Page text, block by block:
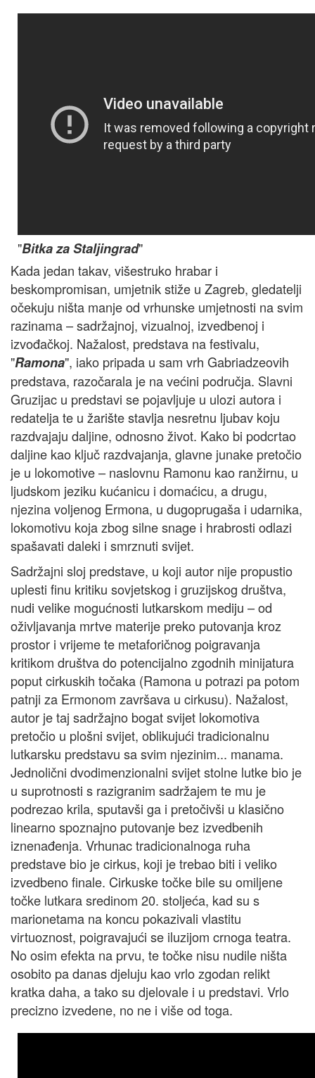
"Bitka za Staljingrad"
Kada jedan takav, višestruko hrabar i
beskompromisan, umjetnik stiže u Zagreb, gledatelji
očekuju ništa manje od vrhunske umjetnosti na svim
razinama – sadržajnoj, vizualnoj, izvedbenoj i
izvođačkoj. Nažalost, predstava na festivalu,
"Ramona", iako pripada u sam vrh Gabriadzeovih
predstava, razočarala je na većini područja. Slavni
Gruzijac u predstavi se pojavljuje u ulozi autora i
redatelja te u žarište stavlja nesretnu ljubav koju
razdvajaju daljine, odnosno život. Kako bi podcrtao
daljine kao ključ razdvajanja, glavne junake pretočio
je u lokomotive – naslovnu Ramonu kao ranžirnu, u
ljudskom jeziku kućanicu i domaćicu, a drugu,
njezina voljenog Ermona, u dugoprugaša i udarnika,
lokomotivu koja zbog silne snage i hrabrosti odlazi
spašavati daleki i smrznuti svijet.
Sadržajni sloj predstave, u koji autor nije propustio
uplesti finu kritiku sovjetskog i gruzijskog društva,
nudi velike mogućnosti lutkarskom mediju – od
oživljavanja mrtve materije preko putovanja kroz
prostor i vrijeme te metaforičnog poigravanja
kritikom društva do potencijalno zgodnih minijatura
poput cirkuskih točaka (Ramona u potrazi pa potom
patnji za Ermonom završava u cirkusu). Nažalost,
autor je taj sadržajno bogat svijet lokomotiva
pretočio u plošni svijet, oblikujući tradicionalnu
lutkarsku predstavu sa svim njezinim... manama.
Jednolični dvodimenzionalni svijet stolne lutke bio je
u suprotnosti s razigranim sadržajem te mu je
podrezao krila, sputavši ga i pretočivši u klasično
linearno spoznajno putovanje bez izvedbenih
iznenađenja. Vrhunac tradicionalnoga ruha
predstave bio je cirkus, koji je trebao biti i veliko
izvedbeno finale. Cirkuske točke bile su omiljene
točke lutkara sredinom 20. stoljeća, kad su s
marionetama na koncu pokazivali vlastitu
virtuoznost, poigravajući se iluzijom crnoga teatra.
No osim efekta na prvu, te točke nisu nudile ništa
osobito pa danas djeluju kao vrlo zgodan relikt
kratka daha, a tako su djelovale i u predstavi. Vrlo
precizno izvedene, no ne i više od toga.